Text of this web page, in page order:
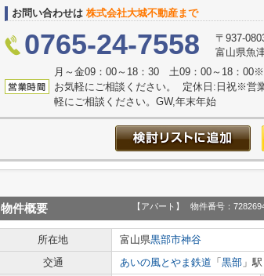
お問い合わせは 株式会社大城不動産まで
0765-24-7558
〒937-
富山県魚
月～金09：00～18：30 土09：00～18：00※
お気軽にご相談ください。 定休日:日祝※営
軽にご相談ください。GW,年末年始
物件概要 【アパート】 物件番号：
所在地 富山県黒部市神谷
交通
あいの風とやま鉄道 「 黒部 」